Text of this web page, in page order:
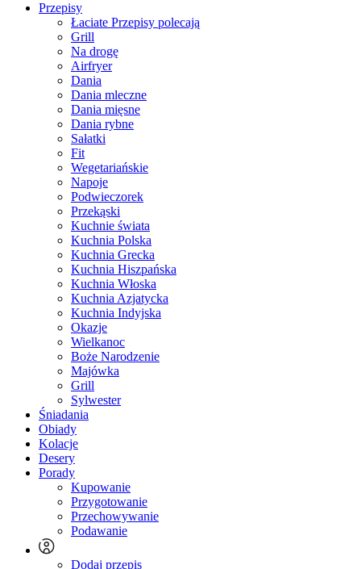
Przepisy
Łaciate Przepisy polecają
Grill
Na drogę
Airfryer
Dania
Dania mleczne
Dania mięsne
Dania rybne
Sałatki
Fit
Wegetariańskie
Napoje
Podwieczorek
Przekąski
Kuchnie świata
Kuchnia Polska
Kuchnia Grecka
Kuchnia Hiszpańska
Kuchnia Włoska
Kuchnia Azjatycka
Kuchnia Indyjska
Okazje
Wielkanoc
Boże Narodzenie
Majówka
Grill
Sylwester
Śniadania
Obiady
Kolacje
Desery
Porady
Kupowanie
Przygotowanie
Przechowywanie
Podawanie
Dodaj przepis